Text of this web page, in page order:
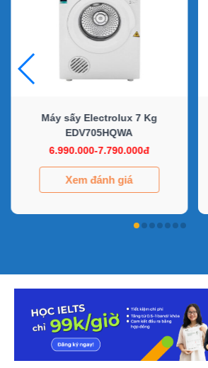
Máy sấy Electrolux 7 Kg
EDV705HQWA
6.990.000-7.790.000đ
Xem đánh giá